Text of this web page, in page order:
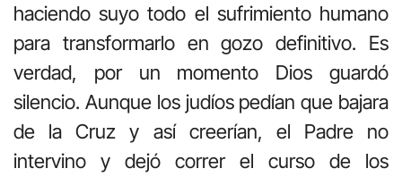
haciendo suyo todo el sufrimiento humano
para transformarlo en gozo definitivo. Es
verdad, por un momento Dios guardó
silencio. Aunque los judíos pedían que bajara
de la Cruz y así creerían, el Padre no
intervino y dejó correr el curso de los